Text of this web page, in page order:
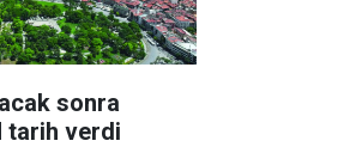
sonra
tarih verdi